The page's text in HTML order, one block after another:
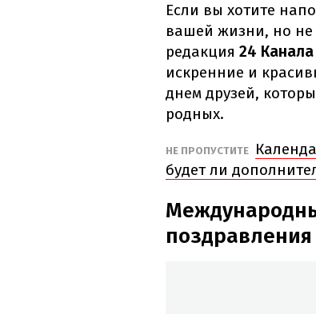
Если вы хотите
вашей жизни, но не
редакция 24 Канала
искренние и
днем друзей,
родных.
НЕ ПРОПУСТИТЕ
будет ли
поздравления